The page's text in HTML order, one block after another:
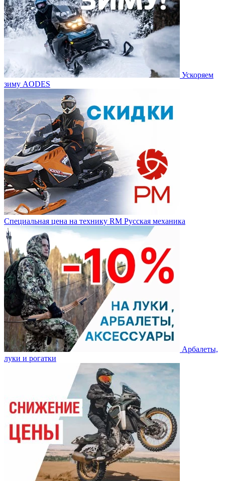
Ускоряем
зиму AODES
Специальная цена на технику RM Русская механика
Арбалеты,
луки и рогатки